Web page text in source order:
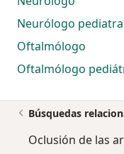
Neurólogo pediatra
Oftalmólogo
Oftalmólogo
Búsquedas
Oclusión de las